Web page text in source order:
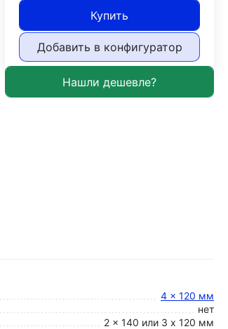
Купить
Добавить в конфигуратор
4 x 120 мм
нет
2 x 140 или 3 x 120 мм